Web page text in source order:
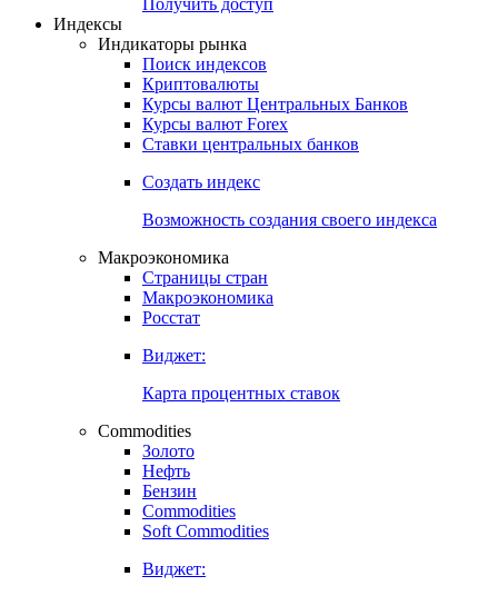
Попробуйте7-дневный
Откройте глобальную базу данных
Получить доступ
Индикаторы рынка
Поиск индексов
Курсы валют Центральных Банков
Ставки центральных банков
Создать индекс
Возможность создания своего индекса
Страницы стран
Росстат
Виджет:
Карта процентных ставок
Commodities
Золото
Бензин